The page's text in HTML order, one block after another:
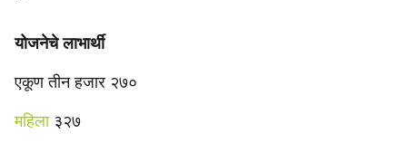
योजनेचे लाभार्थी
एकूण तीन हजार २७०
महिला३२७